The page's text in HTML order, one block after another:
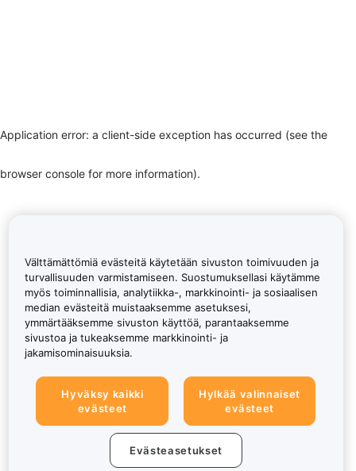
Application error: a client-side exception has occurred (see the
browser console for more information).
Välttämättömiä evästeitä käytetään sivuston toimivuuden ja
turvallisuuden varmistamiseen. Suostumuksellasi käytämme
myös toiminnallisia, analytiikka-, markkinointi- ja sosiaalisen
median evästeitä muistaaksemme asetuksesi,
ymmärtääksemme sivuston käyttöä, parantaaksemme
sivustoa ja tukeaksemme markkinointi- ja
jakamisominaisuuksia.
Hyväksy kaikki
evästeet
Hylkää valinnaiset
evästeet
Evästeasetukset